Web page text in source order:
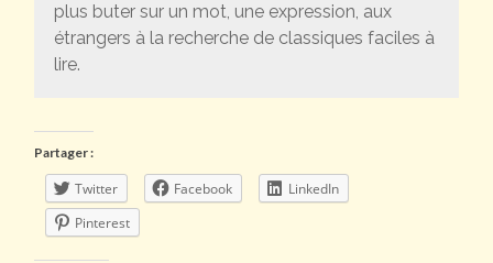
plus buter sur un mot, une expression, aux
étrangers à la recherche de classiques faciles à
lire.
Partager :
Twitter Facebook
LinkedIn
Pinterest